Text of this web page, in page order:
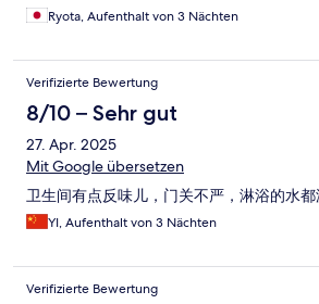
Ryota, Aufenthalt von 3 Nächten
Verifizierte Bewertung
8/10 – Sehr gut
27. Apr. 2025
Mit Google übersetzen
卫生间有点反味儿，门关不严，淋浴的水都
YI, Aufenthalt von 3 Nächten
Verifizierte Bewertung